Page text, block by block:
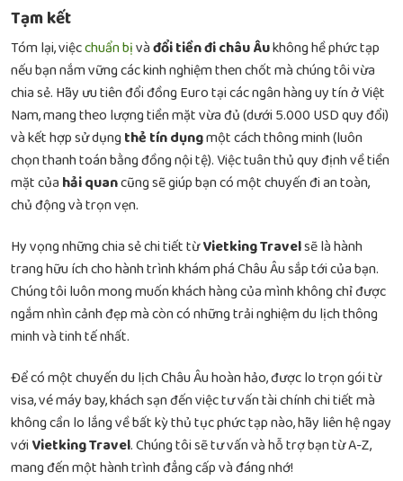
Tạm kết
Tóm lại, việcchuẩn bịvàđổi tiền đi châu Âukhông hề phức tạp
nếu bạn nắm vững các kinh nghiệm then chốt mà chúng tôi vừa
chia sẻ. Hãy ưu tiên đổi đồng Euro tại các ngân hàng uy tín ở Việt
Nam, mang theo lượng tiền mặt vừa đủ (dưới 5.000 USD quy đổi)
và kết hợp sử dụngthẻ tín dụngmột cách thông minh (luôn
chọn thanh toán bằng đồng nội tệ). Việc tuân thủ quy định về tiền
mặt của hải quancũng sẽ giúp bạn có một chuyến đi an toàn,
chủ động và trọn vẹn.
Hy vọng những chia sẻ chi tiết từVietking Travelsẽ là hành
trang hữu ích cho hành trình khám phá Châu Âu sắp tới của bạn.
Chúng tôi luôn mong muốn khách hàng của mình không chỉ được
ngắm nhìn cảnh đẹp mà còn có những trải nghiệm du lịch thông
minh và tinh tế nhất.
Để có một chuyến du lịch Châu Âu hoàn hảo, được lo trọn gói từ
visa, vé máy bay, khách sạn đến việc tư vấn tài chính chi tiết mà
không cần lo lắng về bất kỳ thủ tục phức tạp nào, hãy liên hệ ngay
với Vietking Travel. Chúng tôi sẽ tư vấn và hỗ trợ bạn từ A-Z,
mang đến một hành trình đẳng cấp và đáng nhớ!